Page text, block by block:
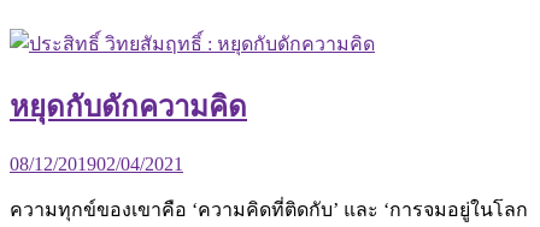
หยุดกับดักความคิด
08/12/201902/04/2021
ความทุกข์ของเขาคือ ‘ความคิดที่ติดกับ’ และ ‘การจมอยู่ในโลก